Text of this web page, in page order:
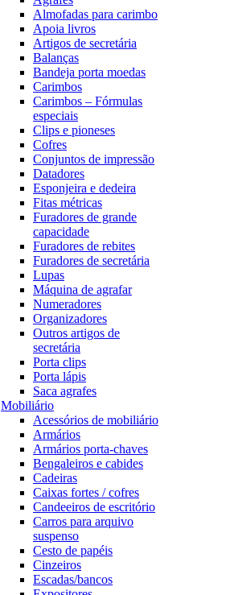
Almofadas para carimbo
Apoia livros
Artigos de secretária
Balanças
Bandeja porta moedas
Carimbos
Carimbos – Fórmulas
especiais
Clips e pioneses
Cofres
Conjuntos de impressão
Datadores
Esponjeira e dedeira
Fitas métricas
Furadores de grande
capacidade
Furadores de rebites
Furadores de secretária
Lupas
Máquina de agrafar
Numeradores
Organizadores
Outros artigos de
secretária
Porta clips
Porta lápis
Saca agrafes
Mobiliário
Acessórios de mobiliário
Armários
Armários porta-chaves
Bengaleiros e cabides
Cadeiras
Caixas fortes / cofres
Candeeiros de escritório
Carros para arquivo
suspenso
Cesto de papéis
Cinzeiros
Escadas/bancos